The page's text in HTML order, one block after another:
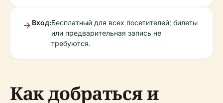
Вход:Бесплатный для всех посетителей; билеты
или предварительная запись не
требуются.
Как добраться и